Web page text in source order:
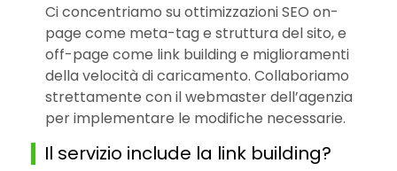
Ci concentriamo su ottimizzazioni SEO on-
page come meta-tag e struttura del sito, e
off-page come link building e miglioramenti
della velocità di caricamento. Collaboriamo
strettamente con il webmaster dell’agenzia
per implementare le modifiche necessarie.
Il servizio include la link building?